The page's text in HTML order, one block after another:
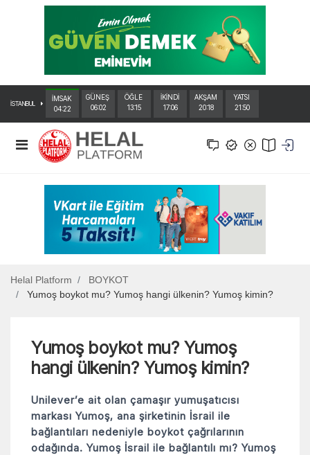
İSTANBUL
İMSAK
04:22
GÜNEŞ
06:02
ÖĞLE
13:15
İKİNDİ
17:06
AKŞAM
20:18
YATSI
21:50
Helal Platform
BOYKOT
Yumoş boykot mu? Yumoş hangi ülkenin? Yumoş kimin?
Yumoş boykot mu? Yumoş
hangi ülkenin? Yumoş kimin?
Unilever’e ait olan çamaşır yumuşatıcısı
markası Yumoş, ana şirketinin İsrail ile
bağlantıları nedeniyle boykot çağrılarının
odağında. Yumoş İsrail ile bağlantılı mı? Yumoş